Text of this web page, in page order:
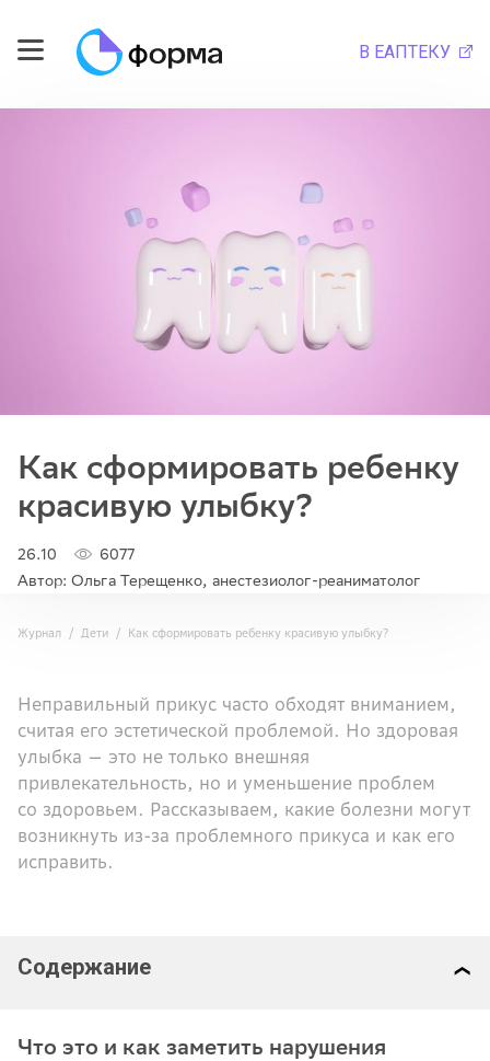
В ЕАПТЕКУ
Как сформировать ребенку
красивую улыбку?
26.10
6077
Автор: Ольга Терещенко, анестезиолог-реаниматолог
Журнал Дети Как сформировать ребенку красивую улыбку?
Неправильный прикус часто обходят вниманием,
считая его эстетической проблемой. Но здоровая
улыбка — это не только внешняя
привлекательность, но и уменьшение проблем
со здоровьем. Рассказываем, какие болезни могут
возникнуть из-за проблемного прикуса и как его
исправить.
Содержание
Что это и как заметить нарушения